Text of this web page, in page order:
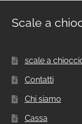
Scale a
scale a
Contatti
Chi siamo
Cassa